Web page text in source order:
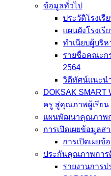
ข้อมูลทั่วไป
ประวัติโรงเรี
แผนผังโรงเรี
ทำเนียบผู้บริห
รายชื่อคณะก
2564
วิดีทัศน์แนะน
DOKSAK SMART
ครู สู่คุณภาพผู้เรียน
แผนพัฒนาคุณภาพก
การเปิดเผยข้อมูลส
การเปิดเผยข้
ประกันคุณภาพการ
รายงานการ